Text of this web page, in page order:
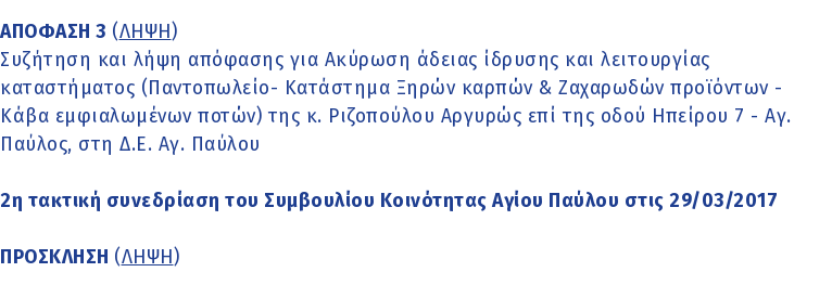
ΑΠΟΦΑΣΗ 3 (ΛΗΨΗ)
Συζήτηση και λήψη απόφασης για Ακύρωση άδειας ίδρυσης και λειτουργίας
καταστήματος (Παντοπωλείο- Κατάστημα Ξηρών καρπών & Ζαχαρωδών προϊόντων -
Κάβα εμφιαλωμένων ποτών) της κ. Ριζοπούλου Αργυρώς επί της οδού Ηπείρου 7 - Αγ.
Παύλος, στη Δ.Ε. Αγ. Παύλου
2η τακτική συνεδρίαση του Συμβουλίου Κοινότητας Αγίου Παύλου στις 29/03/2017
ΠΡΟΣΚΛΗΣΗ (ΛΗΨΗ)